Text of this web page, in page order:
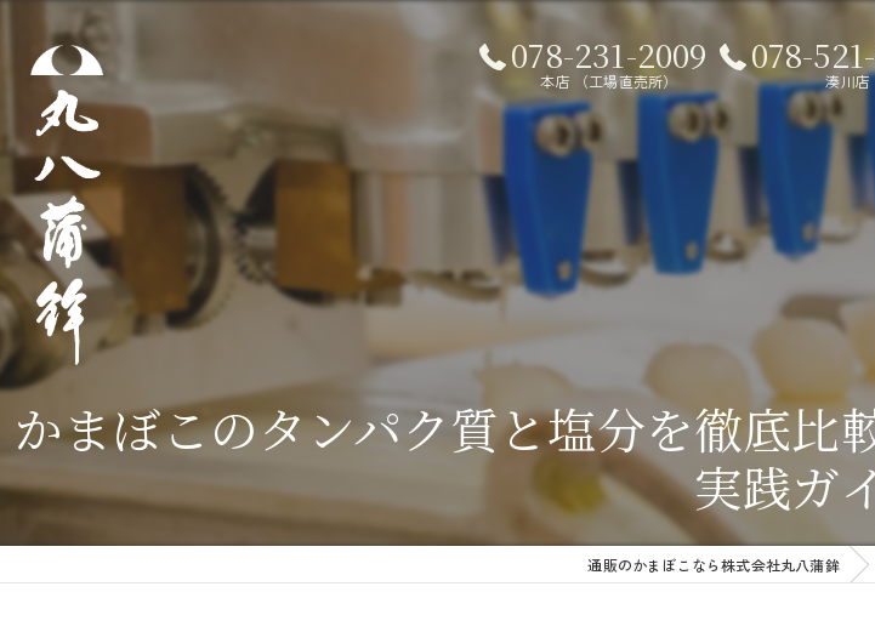
078-231-2009
本店 （工場直売所）
078-
湊川店
かまぼこのタンパク質と塩分を徹底比
実践ガ
通販のかまぼこなら株式会社丸八蒲鉾